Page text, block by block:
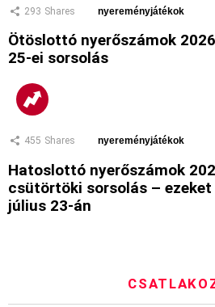
293 Shares nyereményjátékok
Ötöslottó nyerőszámok
25-ei sorsolás
455 Shares nyereményjátékok
Hatoslottó nyerőszámok
csütörtöki sorsolás –
július 23-án